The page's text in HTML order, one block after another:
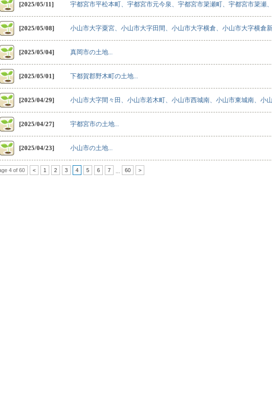
[2025/05/11] 宇都宮市平松本町、宇都宮市元今泉、宇都宮市簗瀬町、宇都宮市簗瀬
[2025/05/08] 小山市大字粟宮、小山市大字田間、小山市大字横倉、小山市大字横倉
[2025/05/04] 真岡市の土地...
[2025/05/01] 下都賀郡野木町の土地...
[2025/04/29] 小山市大字間々田、小山市若木町、小山市西城南、小山市東城南、小
[2025/04/27] 宇都宮市の土地...
[2025/04/23] 小山市の土地...
4 of 60 < 1 2 3 4 5 6 7 60 >